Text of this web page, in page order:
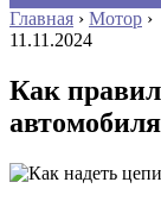
Главная › Мотор ›
11.11.2024
Как
автомобиля